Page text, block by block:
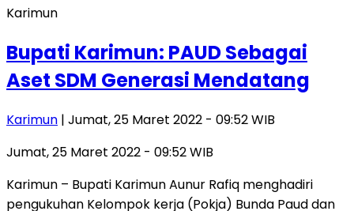
Karimun
Bupati Karimun: PAUD Sebagai
Aset SDM Generasi Mendatang
Karimun | Jumat, 25 Maret 2022 - 09:52 WIB
Jumat, 25 Maret 2022 - 09:52 WIB
Karimun – Bupati Karimun Aunur Rafiq menghadiri
pengukuhan Kelompok kerja (Pokja) Bunda Paud dan